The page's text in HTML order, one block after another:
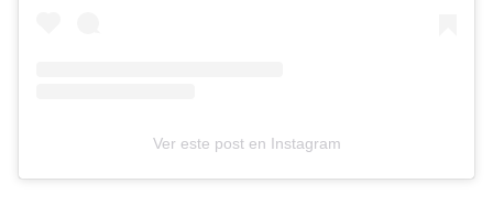
Ver este post en Instagram